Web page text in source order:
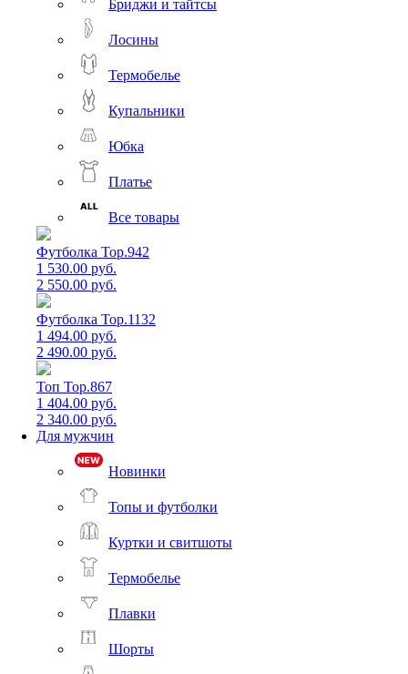
Бриджи и тайтсы
Лосины
Термобелье
Купальники
Юбка
Платье
Все товары
Футболка Top.942
1 530.00 руб.
2 550.00 руб.
Футболка Top.1132
1 494.00 руб.
2 490.00 руб.
Топ Top.867
1 404.00 руб.
2 340.00 руб.
Для мужчин
Новинки
Топы и футболки
Куртки и свитшоты
Термобелье
Плавки
Шорты